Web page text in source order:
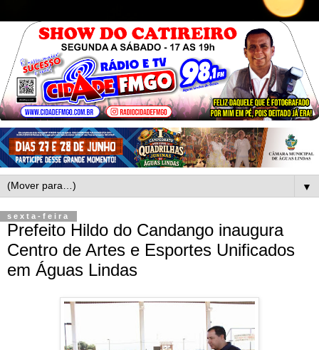
▼
sexta-feira
Prefeito Hildo do Candango inaugura
Centro de Artes e Esportes Unificados
em Águas Lindas